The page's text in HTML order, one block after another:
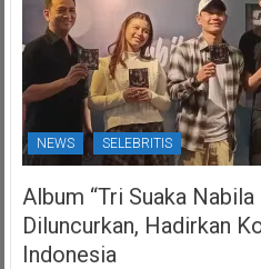
NEWS SELEBRITIS
Album “Tri Suaka
Diluncurkan, Hadirkan
Indonesia